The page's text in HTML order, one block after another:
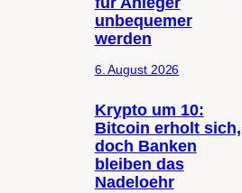
unbequemer
werden
6. August 2026
Krypto um 10:
Bitcoin erholt sich,
doch Banken
bleiben das
Nadeloehr